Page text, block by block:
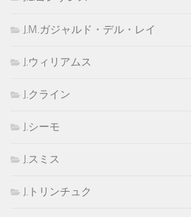
J.M.ガジャルド・デル・レイ
J.ウィリアムス
J.クライン
J.シーモ
J.スミス
J.トリンチュク